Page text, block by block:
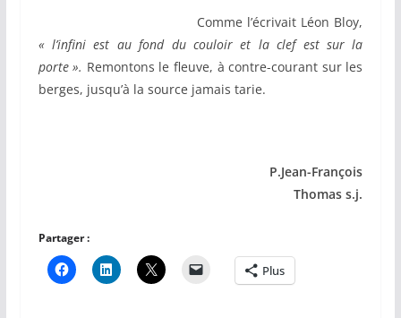
Comme l’écrivait Léon Bloy,
« l’infini est au fond du couloir et la clef est sur la
porte ». Remontons le fleuve, à contre-courant sur les
berges, jusqu’à la source jamais tarie.
P.Jean-François
Thomas s.j.
Partager :
Plus